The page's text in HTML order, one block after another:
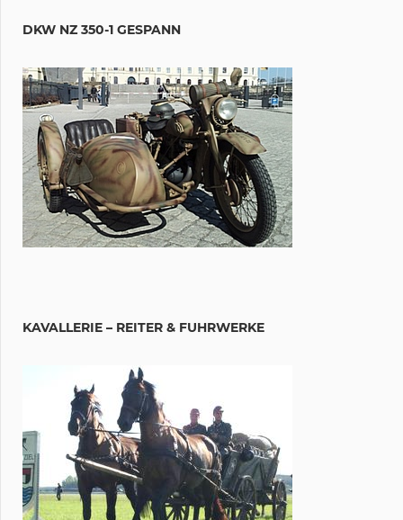
DKW NZ 350-1 GESPANN
KAVALLERIE – REITER & FUHRWERKE